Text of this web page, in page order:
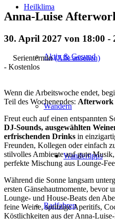
Heilklima
Aktiv & Gesund
Wandern
Wandertipps
Radfahren
Anna-Luise
30. April 2027 von 18:00 -
Serientermin(Alle ansehen)
- Kostenlos
Wenn die Arbeitswoche endet,
Teil des Wochenendes: Afterwork
Freut euch auf einen entspannten
DJ-Sounds, ausgewählten
erfrischenden Drinks in
Freunden, Kollegen oder einfach
stilvolles Ambiente auf gute
perfekte Mischung aus Lounge-
Während die Sonne langsam
ersten Gänsehautmomente, bevor
Lounge- und House-Beats den
feine Weine, spritzige Aperitifs,
Köstlichkeiten aus der Anna-